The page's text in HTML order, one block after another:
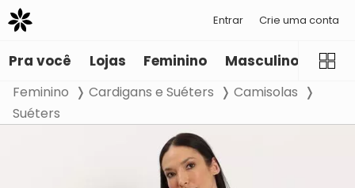
Entrar Crie uma conta
Pra você Lojas Feminino Masculino
Feminino Cardigans e Suéters
Camisolas
Suéters